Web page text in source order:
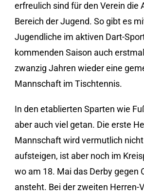
erfreulich sind für den Verein die
Bereich der Jugend. So gibt es
Jugendliche im aktiven Dart-
kommenden Saison auch
zwanzig Jahren wieder eine
Mannschaft im Tischtennis.
In den etablierten Sparten wie
aber auch viel getan. Die erste
Mannschaft wird vermutlich
aufsteigen, ist aber noch im
wo am 18. Mai das Derby gegen
ansteht. Bei der zweiten Herren-